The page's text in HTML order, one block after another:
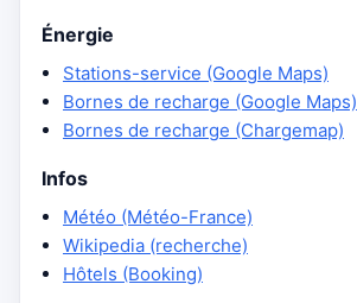
Énergie
Stations-service (Google Maps)
Bornes de recharge (Google Maps)
Bornes de recharge (Chargemap)
Infos
Météo (Météo-France)
Wikipedia (recherche)
Hôtels (Booking)